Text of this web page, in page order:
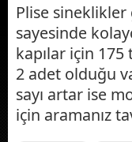
Plise sineklikler
sayesinde
kapılar için
2 adet olduğu
sayı artar ise
için aramanız